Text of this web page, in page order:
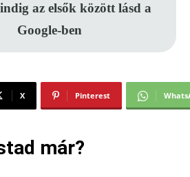
az elsők között lásd a
Google-ben
X Pinterest
már?